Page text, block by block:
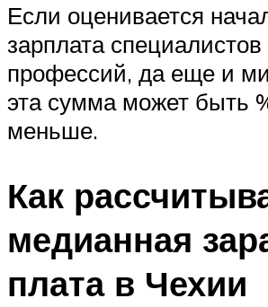
Если оценивается
зарплата
профессий, да еще и
эта сумма может быть
меньше.
Как
медианная
плата в Чехии